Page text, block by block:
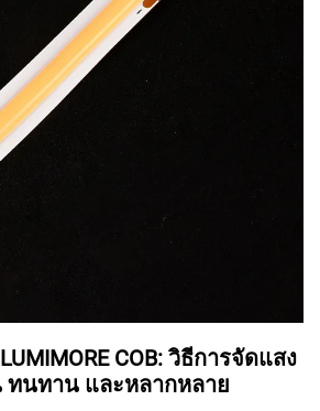
COB: วิธีการจัดแสง
นทาน และหลากหลาย